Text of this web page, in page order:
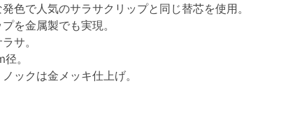
色で人気のサラサクリップと同じ替芯を使用。
を金属製でも実現。
サ。
。
ックは金メッキ仕上げ。